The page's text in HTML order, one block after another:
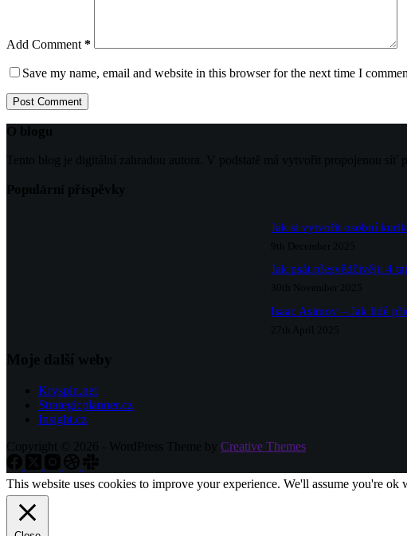
Add Comment *
Save my name, email and website in this browser for the next time I
Post Comment
O blogu
Tento blog je digitální zahradou autora. V podstatě má vytvořit propojenou
Populární příspěvky
Jak si vytvořit osobní
9th December 2025
Jak psát přesvědčivěji: 4
30th November 2025
Isaac Asimov – Jak lidé
27th April 2025
Moje další weby
Kryspin.net
Strategicplanner.cz
Insight.cz
Copyright © 2026 - WordPress Theme by Creative Themes
This website uses cookies to improve your experience. We'll assume you're